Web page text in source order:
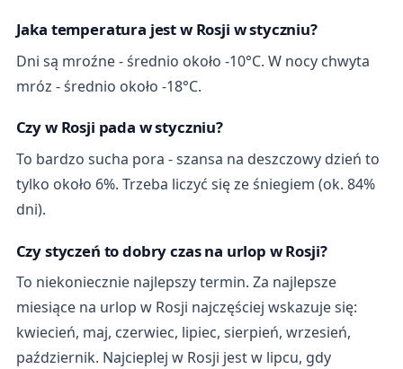
Jaka temperatura jest w Rosji w styczniu?
Dni są mroźne - średnio około -10°C. W nocy chwyta
mróz - średnio około -18°C.
Czy w Rosji pada w styczniu?
To bardzo sucha pora - szansa na deszczowy dzień to
tylko około 6%. Trzeba liczyć się ze śniegiem (ok. 84%
dni).
Czy styczeń to dobry czas na urlop w Rosji?
To niekoniecznie najlepszy termin. Za najlepsze
miesiące na urlop w Rosji najczęściej wskazuje się:
kwiecień, maj, czerwiec, lipiec, sierpień, wrzesień,
październik. Najcieplej w Rosji jest w lipcu, gdy